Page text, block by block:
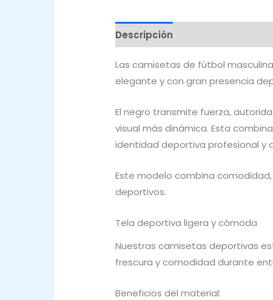
Descripción
Las camisetas de fútbol
elegante y con gran presencia
El negro transmite fuerza,
visual más dinámica. Esta
identidad deportiva profesional y
Este modelo combina
deportivos.
Tela deportiva ligera y cómoda
Nuestras camisetas deportivas
frescura y comodidad durante
Beneficios del material: